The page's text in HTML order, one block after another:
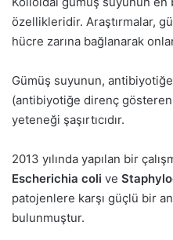
özellikleridir. Araştırmalar,
hücre zarına bağlanarak
Gümüş suyunun,
(antibiyotiğe direnç
yeteneği şaşırtıcıdır.
2013 yılında yapılan bir
Escherichia coli ve
patojenlere karşı güçlü bir
bulunmuştur.